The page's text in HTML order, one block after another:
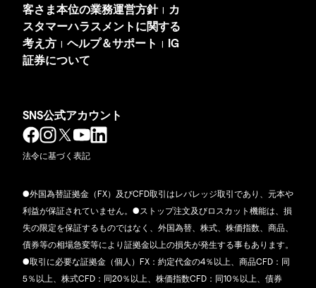
客さま本位の業務運営方針|
カ
スタマーハラスメントに関する
考え方 | ヘルプ＆サポート | IG
証券について
SNS公式アカウント
法令に基づく表記
●外国為替証拠金（FX）及びCFD取引はレバレッジ取引であり、元本や
利益が保証されていません。●ストップ注文及びロスカット機能は、損
失の限定を保証するものではなく、外国為替、株式、株価指数、商品、
債券等の相場急変等により証拠金以上の損失が発生する事もあります。
●取引に必要な証拠金（個人）FX：約定代金の4％以上、商品CFD：同
5％以上、株式CFD：同20％以上、株価指数CFD：同10％以上、債券